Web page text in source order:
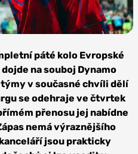
páté kolo Evropské
na souboj Dynamo
v současné chvíli dělí
se odehraje ve čtvrtek
přenosu jej nabídne
nemá výraznějšího
jsou prakticky